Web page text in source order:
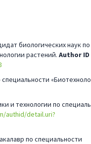
биологических наук по
растений. Author ID
специальности
и технологии по
authid/detail.uri?
по специальности